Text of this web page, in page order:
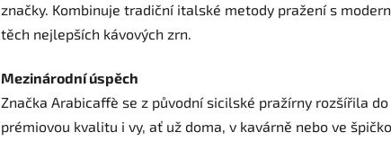
značky. Kombinuje tradiční italské metody pražení s
těch nejlepších kávových zrn.
Mezinárodní úspěch
Značka Arabicaffè se z původní sicilské pražírny rozšířila
prémiovou kvalitu i vy, ať už doma, v kavárně nebo ve